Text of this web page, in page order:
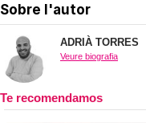
Sobre l'autor
ADRIÀ TORRES
Veure biografia